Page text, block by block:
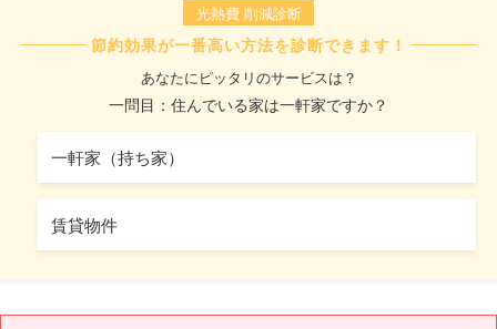
光熱費 削減診断
節約効果が一番高い方法を診断できます！
あなたにピッタリのサービスは？
一問目：住んでいる家は一軒家ですか？
一軒家（持ち家）
賃貸物件